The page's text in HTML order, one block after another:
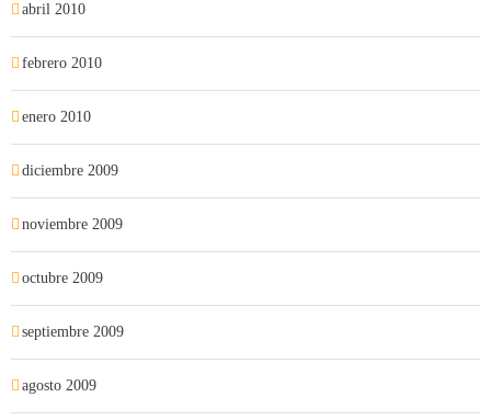
abril 2010
febrero 2010
enero 2010
diciembre 2009
noviembre 2009
octubre 2009
septiembre 2009
agosto 2009